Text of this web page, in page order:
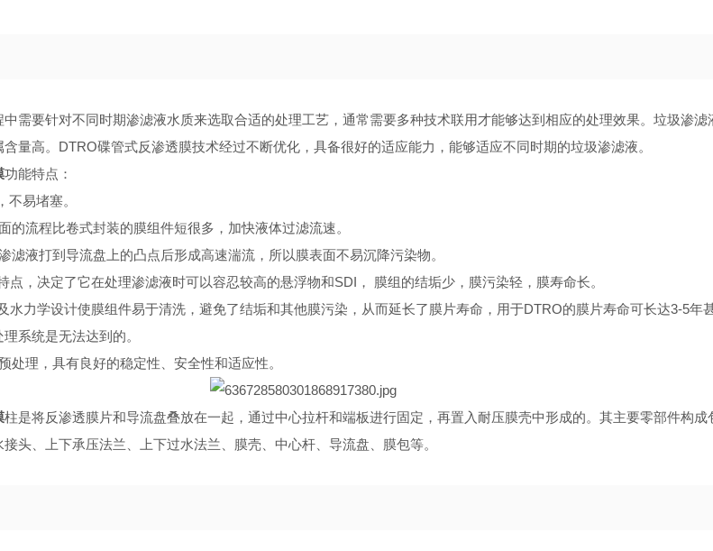
需要针对不同时期渗滤液水质来选取合适的处理工艺，通常需要多种技术联用才能够达到相应的处理效果。垃圾渗滤
量高。DTRO碟管式反渗透膜技术经过不断优化，具备很好的适应能力，能够适应不同时期的垃圾渗滤液。
功能特点：
易堵塞。
流程比卷式封装的膜组件短很多，加快液体过滤流速。
液打到导流盘上的凸点后形成高速湍流，所以膜表面不易沉降污染物。
，决定了它在处理渗滤液时可以容忍较高的悬浮物和SDI， 膜组的结垢少，膜污染轻，膜寿命长。
力学设计使膜组件易于清洗，避免了结垢和其他膜污染，从而延长了膜片寿命，用于DTRO的膜片寿命可长达3-5年
系统是无法达到的。
理，具有良好的稳定性、安全性和适应性。
柱是将反渗透膜片和导流盘叠放在一起，通过中心拉杆和端板进行固定，再置入耐压膜壳中形成的。其主要零部件构成
头、上下承压法兰、上下过水法兰、膜壳、中心杆、导流盘、膜包等。